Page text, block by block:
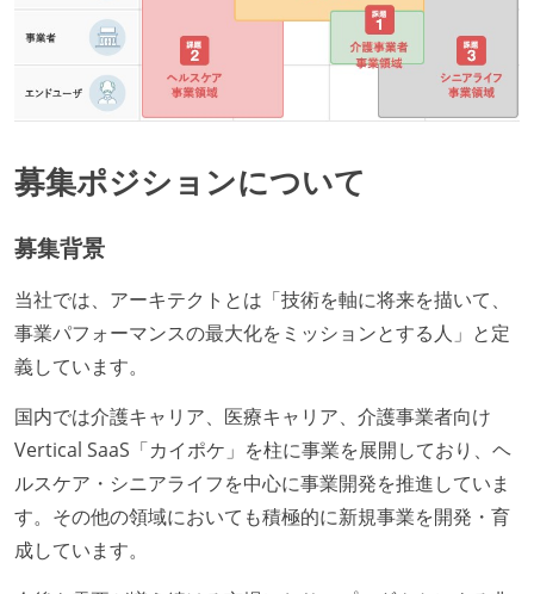
募集ポジションについて
募集背景
当社では、アーキテクトとは「技術を軸に将来を描いて、
事業パフォーマンスの最大化をミッションとする人」と定
義しています。
国内では介護キャリア、医療キャリア、介護事業者向け
Vertical SaaS「カイポケ」を柱に事業を展開しており、ヘ
ルスケア・シニアライフを中心に事業開発を推進していま
す。その他の領域においても積極的に新規事業を開発・育
成しています。